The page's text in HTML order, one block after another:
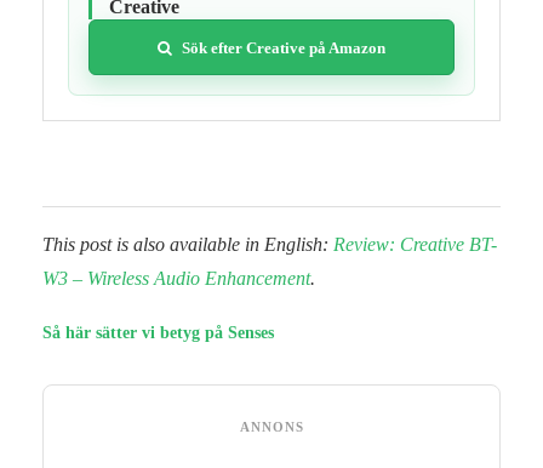
Creative
Sök efter Creative på Amazon
This post is also available in English: Review: Creative BT-
W3 – Wireless Audio Enhancement.
Så här sätter vi betyg på Senses
ANNONS